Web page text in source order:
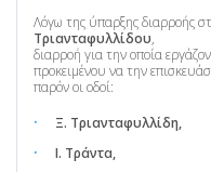
Λόγω της ύπαρξης διαρροής
Τριανταφυλλίδου,
διαρροή για την οποία
προκειμένου να την
παρόν οι οδοί:
Ξ. Τριανταφυλλίδη,
Ι. Τράντα,